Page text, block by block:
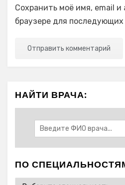
Сохранить моё имя, email и
браузере для
НАЙТИ ВРАЧА:
ПО